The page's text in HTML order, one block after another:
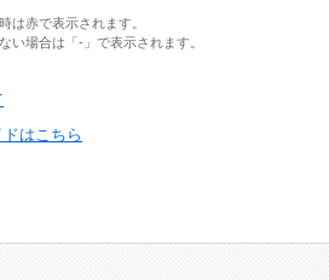
は赤で表示されます。
い場合は「-」で表示されます。
はこちら